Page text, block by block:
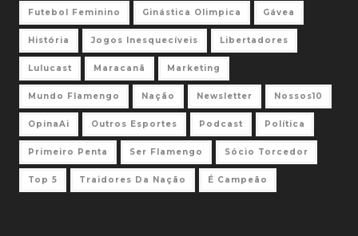
Futebol Feminino Ginástica Olimpica Gávea
História Jogos Inesquecíveis Libertadores
Lulucast Maracanã Marketing
Mundo Flamengo Nação Newsletter Nossos10
OpinaAi Outros Esportes Podcast Política
Primeiro Penta Ser Flamengo Sócio Torcedor
Top 5 Traidores Da Nação É Campeão